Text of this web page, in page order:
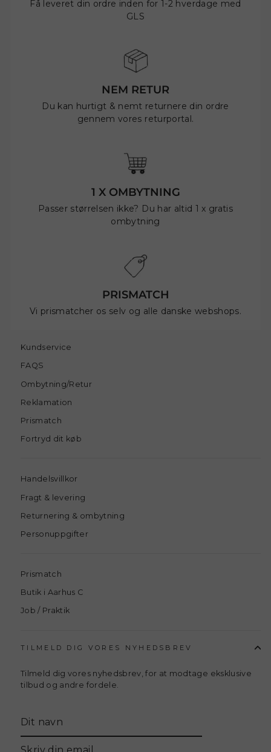
Få leveret din ordre inden for 1-2 hverdage med
GLS
NEM RETUR
Du kan hurtigt & nemt returnere din ordre
gennem vores returportal.
1 X OMBYTNING
Passer størrelsen ikke? Du har altid 1 x gratis
ombytning
PRISMATCH
Vi prismatcher os selv og alle danske webshops.
Kundservice
FAQS
Ombytning/Retur
Reklamation
Prismatch
Fortryd dit køb
Handelsvillkor
Fragt & levering
Returnering & ombytning
Personuppgifter
Prismatch
Butik i Aarhus C
Job / Praktik
TILMELD DIG VORES NYHEDSBREV
Tilmeld dig vores nyhedsbrev, for at modtage eksklusive
tilbud og andre fordele.
missing:
sv.general.newsletter_form.newsletter_name